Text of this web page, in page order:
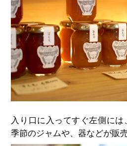
入り口に入ってすぐ左側には
季節のジャムや、器などが販